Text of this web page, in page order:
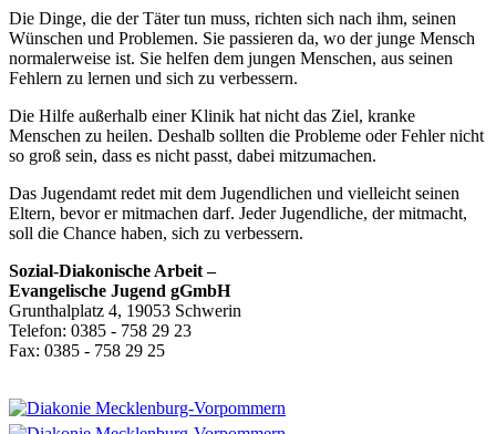
Die Dinge, die der Täter tun muss, richten sich nach ihm, seinen
Wünschen und Problemen. Sie passieren da, wo der junge Mensch
norma­ler­weise ist. Sie helfen dem jungen Menschen, aus seinen
Fehlern zu lernen und sich zu verbessern.
Die Hilfe außerhalb einer Klinik hat nicht das Ziel, kranke
Menschen zu heilen. Deshalb sollten die Probleme oder Fehler nicht
so groß sein, dass es nicht passt, dabei mitzumachen.
Das Jugendamt redet mit dem Jugend­lichen und vielleicht seinen
Eltern, bevor er mitmachen darf. Jeder Jugend­liche, der mitmacht,
soll die Chance haben, sich zu verbessern.
Sozial-Diakonische Arbeit –
Evangelische Jugend gGmbH
Grunthalplatz 4, 19053 Schwerin
Telefon: 0385 - 758 29 23
Fax: 0385 - 758 29 25